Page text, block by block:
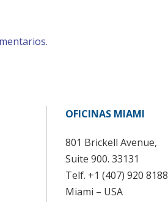
OFICINAS MIAMI
801 Brickell Avenue,
Suite 900. 33131
Telf. +1 (407) 920 8188
Miami – USA